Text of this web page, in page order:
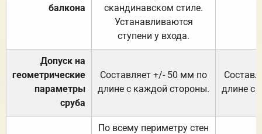
балкона
скандинавском стиле.
Устанавливаются
ступени у входа.
Допуск на
геометрические
параметры
сруба
Составляет +/- 50 мм по
длине с каждой стороны.
длине с
По всему периметру стен